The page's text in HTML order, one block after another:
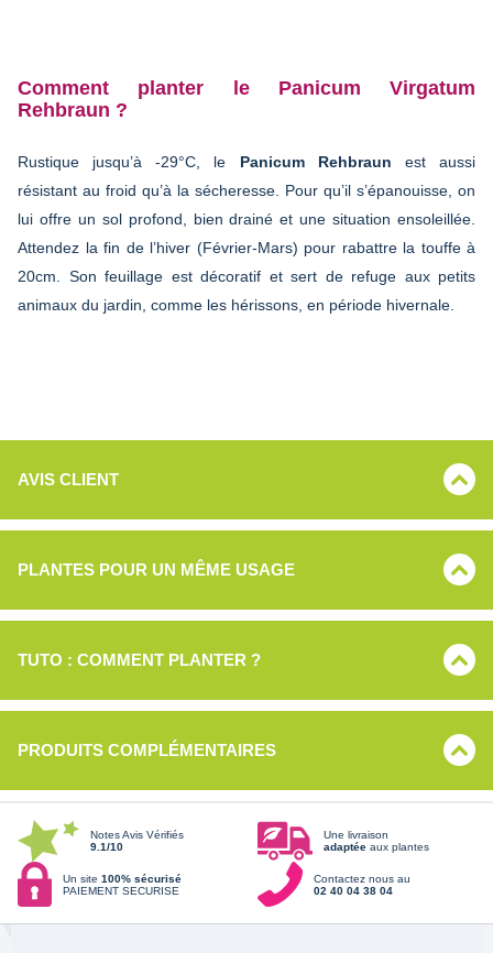
Comment planter le Panicum Virgatum
Rehbraun ?
Rustique jusqu’à -29°C, le Panicum Rehbraun est aussi
résistant au froid qu’à la sécheresse. Pour qu’il s’épanouisse, on
lui offre un sol profond, bien drainé et une situation ensoleillée.
Attendez la fin de l’hiver (Février-Mars) pour rabattre la touffe à
20cm. Son feuillage est décoratif et sert de refuge aux petits
animaux du jardin, comme les hérissons, en période hivernale.
AVIS CLIENT
PLANTES POUR UN MÊME USAGE
TUTO : COMMENT PLANTER ?
PRODUITS COMPLÉMENTAIRES
Notes Avis Vérifiés
9.1/10
Une livraison
adaptée aux plantes
Un site 100% sécurisé
PAIEMENT SECURISE
Contactez nous au
02 40 04 38 04